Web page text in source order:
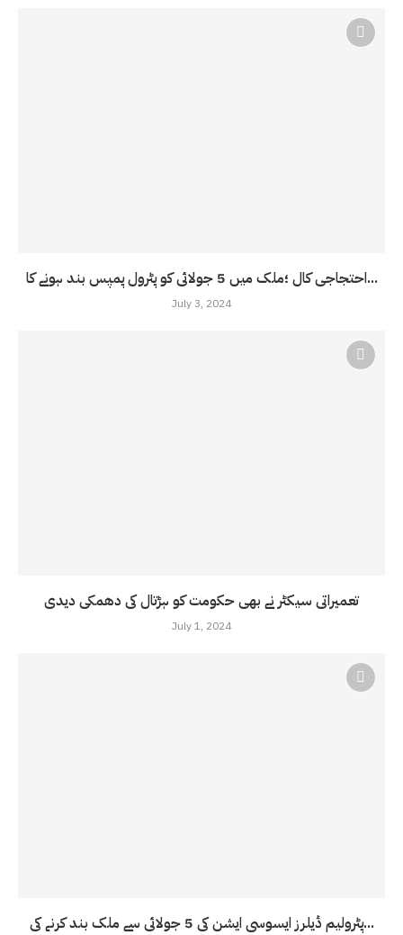
احتجاجی کال ؛ملک میں 5 جولائی کو پٹرول پمپس بند ہونے کا...
July 3, 2024
تعمیراتی سیکٹر نے بھی حکومت کو ہڑتال کی دھمکی دیدی
July 1, 2024
پٹرولیم ڈیلرز ایسوسی ایشن کی 5 جولائی سے ملک بند کرنے کی...